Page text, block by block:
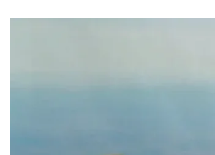
У Повітряних силах ЗСУ станом на 2
очільник управління
Президент Володимир Зеленський
підготовку чергового російського
«І це дуже важливо для всіх наших
Ми будемо захищатись усіма методами,